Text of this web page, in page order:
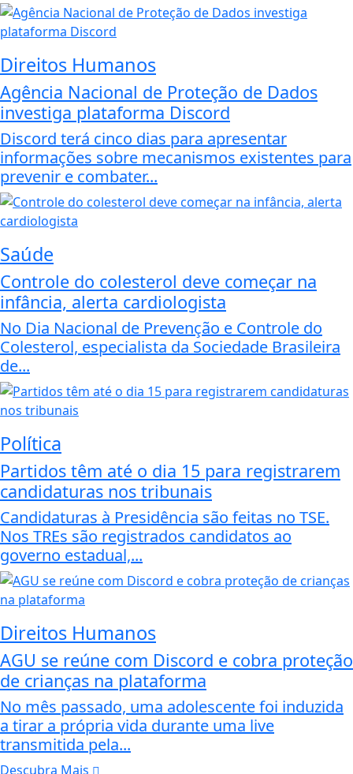
Direitos Humanos
Agência Nacional de Proteção de Dados
investiga plataforma Discord
Discord terá cinco dias para apresentar
informações sobre mecanismos existentes para
prevenir e combater...
Saúde
Controle do colesterol deve começar na
infância, alerta cardiologista
No Dia Nacional de Prevenção e Controle do
Colesterol, especialista da Sociedade Brasileira
de...
Política
Partidos têm até o dia 15 para registrarem
candidaturas nos tribunais
Candidaturas à Presidência são feitas no TSE.
Nos TREs são registrados candidatos ao
governo estadual,...
Direitos Humanos
AGU se reúne com Discord e cobra proteção
de crianças na plataforma
No mês passado, uma adolescente foi induzida
a tirar a própria vida durante uma live
transmitida pela...
Descubra Mais